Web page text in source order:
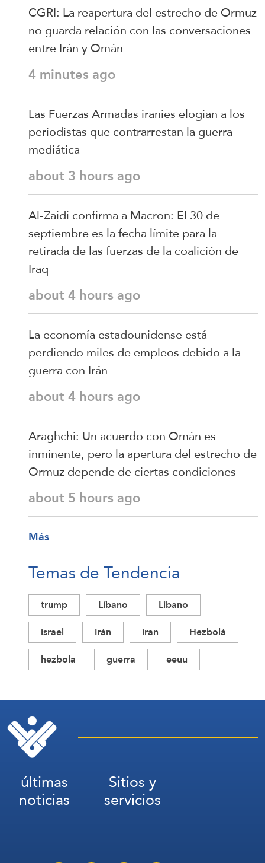
CGRI: La reapertura del estrecho de Ormuz
no guarda relación con las conversaciones
entre Irán y Omán
4 minutes ago
Las Fuerzas Armadas iraníes elogian a los
periodistas que contrarrestan la guerra
mediática
about 3 hours ago
Al-Zaidi confirma a Macron: El 30 de
septiembre es la fecha límite para la
retirada de las fuerzas de la coalición de
Iraq
about 4 hours ago
La economía estadounidense está
perdiendo miles de empleos debido a la
guerra con Irán
about 4 hours ago
Araghchi: Un acuerdo con Omán es
inminente, pero la apertura del estrecho de
Ormuz depende de ciertas condiciones
about 5 hours ago
Más
Temas de Tendencia
trump Líbano
Libano
israel
Irán iran
Hezbolá
hezbola
guerra eeuu
últimas
noticias
Sitios y
servicios